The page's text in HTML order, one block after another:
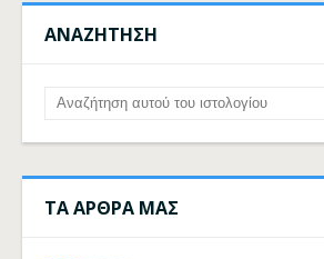
ΑΝΑΖΗΤΗΣΗ
ΤΑ ΑΡΘΡΑ ΜΑΣ